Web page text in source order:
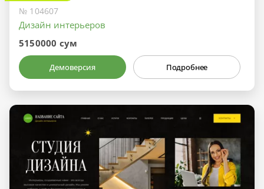
№ 104607
Дизайн интерьеров
5150000 сум
Демоверсия Подробнее